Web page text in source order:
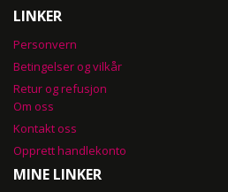
LINKER
Personvern
Betingelser og vilkår
Retur og refusjon
Om oss
Kontakt oss
Opprett handlekonto
MINE LINKER